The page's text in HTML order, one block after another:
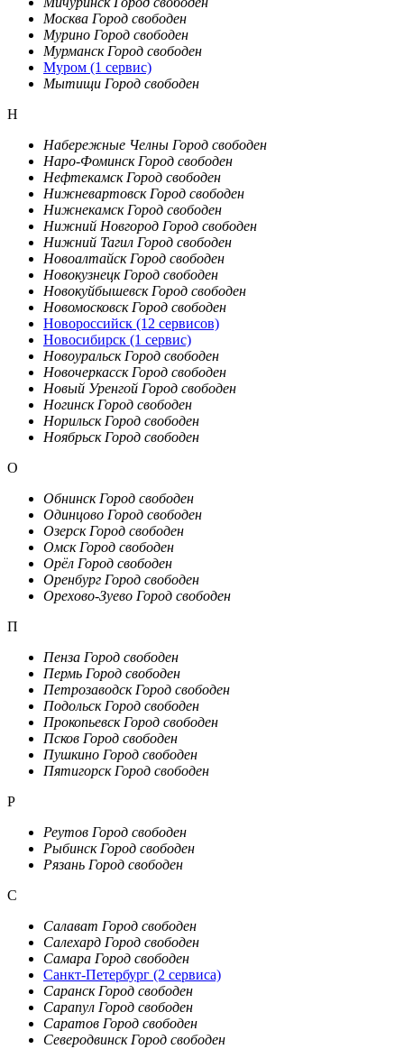
Москва Город свободен
Мурино Город свободен
Мурманск Город свободен
Муром (1 сервис)
Мытищи Город свободен
Н
Набережные Челны Город свободен
Наро-Фоминск Город свободен
Нефтекамск Город свободен
Нижневартовск Город свободен
Нижнекамск Город свободен
Нижний Новгород Город свободен
Нижний Тагил Город свободен
Новоалтайск Город свободен
Новокузнецк Город свободен
Новокуйбышевск Город свободен
Новомосковск Город свободен
Новороссийск (12 сервисов)
Новосибирск (1 сервис)
Новоуральск Город свободен
Новочеркасск Город свободен
Новый Уренгой Город свободен
Ногинск Город свободен
Норильск Город свободен
Ноябрьск Город свободен
О
Обнинск Город свободен
Одинцово Город свободен
Озерск Город свободен
Омск Город свободен
Орёл Город свободен
Оренбург Город свободен
Орехово-Зуево Город свободен
П
Пенза Город свободен
Пермь Город свободен
Петрозаводск Город свободен
Подольск Город свободен
Прокопьевск Город свободен
Псков Город свободен
Пушкино Город свободен
Пятигорск Город свободен
Р
Реутов Город свободен
Рыбинск Город свободен
Рязань Город свободен
С
Салават Город свободен
Салехард Город свободен
Самара Город свободен
Санкт-Петербург (2 сервиса)
Саранск Город свободен
Сарапул Город свободен
Саратов Город свободен
Северодвинск Город свободен